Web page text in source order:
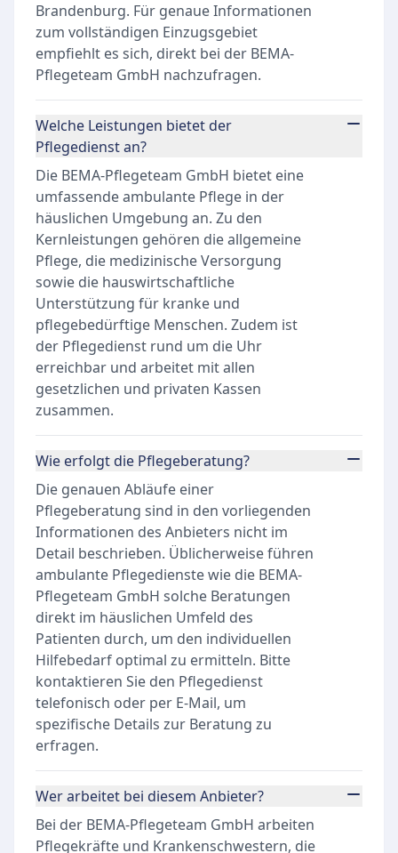
Brandenburg. Für genaue Informationen
zum vollständigen Einzugsgebiet
empfiehlt es sich, direkt bei der BEMA-
Pflegeteam GmbH nachzufragen.
Welche Leistungen bietet der
Pflegedienst an?
Die BEMA-Pflegeteam GmbH bietet eine
umfassende ambulante Pflege in der
häuslichen Umgebung an. Zu den
Kernleistungen gehören die allgemeine
Pflege, die medizinische Versorgung
sowie die hauswirtschaftliche
Unterstützung für kranke und
pflegebedürftige Menschen. Zudem ist
der Pflegedienst rund um die Uhr
erreichbar und arbeitet mit allen
gesetzlichen und privaten Kassen
zusammen.
Wie erfolgt die Pflegeberatung?
Die genauen Abläufe einer
Pflegeberatung sind in den vorliegenden
Informationen des Anbieters nicht im
Detail beschrieben. Üblicherweise führen
ambulante Pflegedienste wie die BEMA-
Pflegeteam GmbH solche Beratungen
direkt im häuslichen Umfeld des
Patienten durch, um den individuellen
Hilfebedarf optimal zu ermitteln. Bitte
kontaktieren Sie den Pflegedienst
telefonisch oder per E-Mail, um
spezifische Details zur Beratung zu
erfragen.
Wer arbeitet bei diesem Anbieter?
Bei der BEMA-Pflegeteam GmbH arbeiten
Pflegekräfte und Krankenschwestern, die